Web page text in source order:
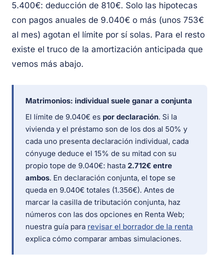
5.400€: deducción de 810€. Solo las hipotecas
con pagos anuales de 9.040€ o más (unos 753€
al mes) agotan el límite por sí solas. Para el resto
existe el truco de la amortización anticipada que
vemos más abajo.
Matrimonios: individual suele ganar a conjunta
El límite de 9.040€ es por declaración. Si la
vivienda y el préstamo son de los dos al 50% y
cada uno presenta declaración individual, cada
cónyuge deduce el 15% de su mitad con su
propio tope de 9.040€: hasta 2.712€ entre
ambos. En declaración conjunta, el tope se
queda en 9.040€ totales (1.356€). Antes de
marcar la casilla de tributación conjunta, haz
números con las dos opciones en Renta Web;
nuestra guía para revisar el borrador de la renta
explica cómo comparar ambas simulaciones.